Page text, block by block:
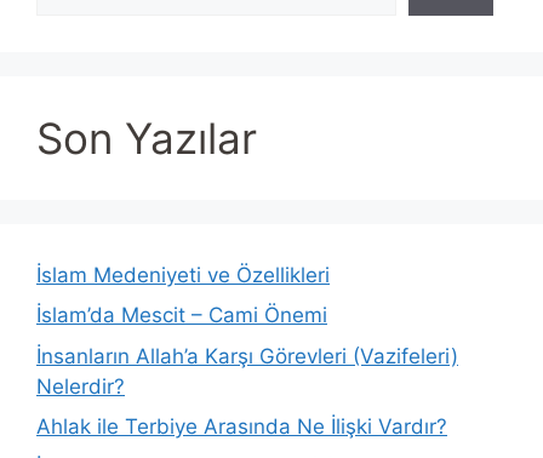
Son Yazılar
İslam Medeniyeti ve Özellikleri
İslam’da Mescit – Cami Önemi
İnsanların Allah’a Karşı Görevleri (Vazifeleri)
Nelerdir?
Ahlak ile Terbiye Arasında Ne İlişki Vardır?